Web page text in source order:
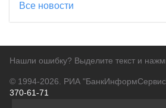
Все новости
Нашли ошибку? Выделите текст и
© 1994-2026. РИА
370-61-71